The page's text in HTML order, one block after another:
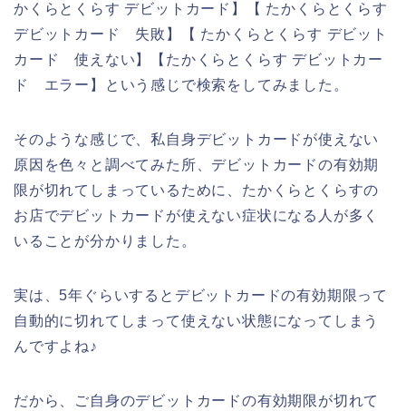
かくらとくらす デビットカード】【 たかくらとくらす
デビットカード 失敗】【 たかくらとくらす デビット
カード 使えない】【たかくらとくらす デビットカー
ド エラー】という感じで検索をしてみました。
そのような感じで、私自身デビットカードが使えない
原因を色々と調べてみた所、デビットカードの有効期
限が切れてしまっているために、たかくらとくらすの
お店でデビットカードが使えない症状になる人が多く
いることが分かりました。
実は、5年ぐらいするとデビットカードの有効期限って
自動的に切れてしまって使えない状態になってしまう
んですよね♪
だから、ご自身のデビットカードの有効期限が切れて